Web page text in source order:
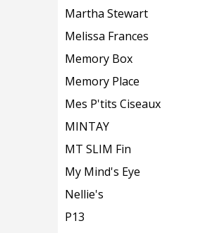
Martha Stewart
Melissa Frances
Memory Box
Memory Place
Mes P'tits Ciseaux
MINTAY
MT SLIM Fin
My Mind's Eye
Nellie's
P13